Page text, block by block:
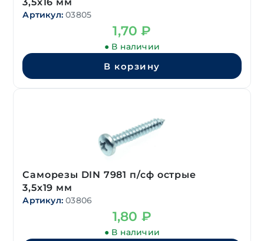
Артикул: 03805
1,70₽
● В наличии
В корзину
Саморезы DIN 7981 п/сф острые
3,5х19 мм
Артикул: 03806
1,80 ₽
● В наличии